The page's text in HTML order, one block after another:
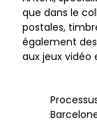
que dans le
postales,
également
aux jeux vidéo